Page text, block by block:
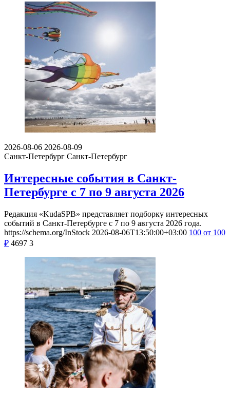
2026-08-06 2026-08-09
Санкт-Петербург Санкт-Петербург
Интересные события в Санкт-
Петербурге с 7 по 9 августа 2026
Редакция «KudaSPB» представляет подборку интересных
событий в Санкт-Петербурге с 7 по 9 августа 2026 года.
https://schema.org/InStock 2026-08-06T13:50:00+03:00 100 от 100
₽ 4697 3